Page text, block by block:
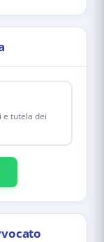
e tutela dei